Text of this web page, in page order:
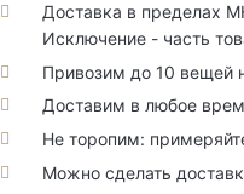
Доставка в пределах
Исключение - часть
Привозим до 10 вещей
Доставим в любое
Не торопим:
Можно сделать